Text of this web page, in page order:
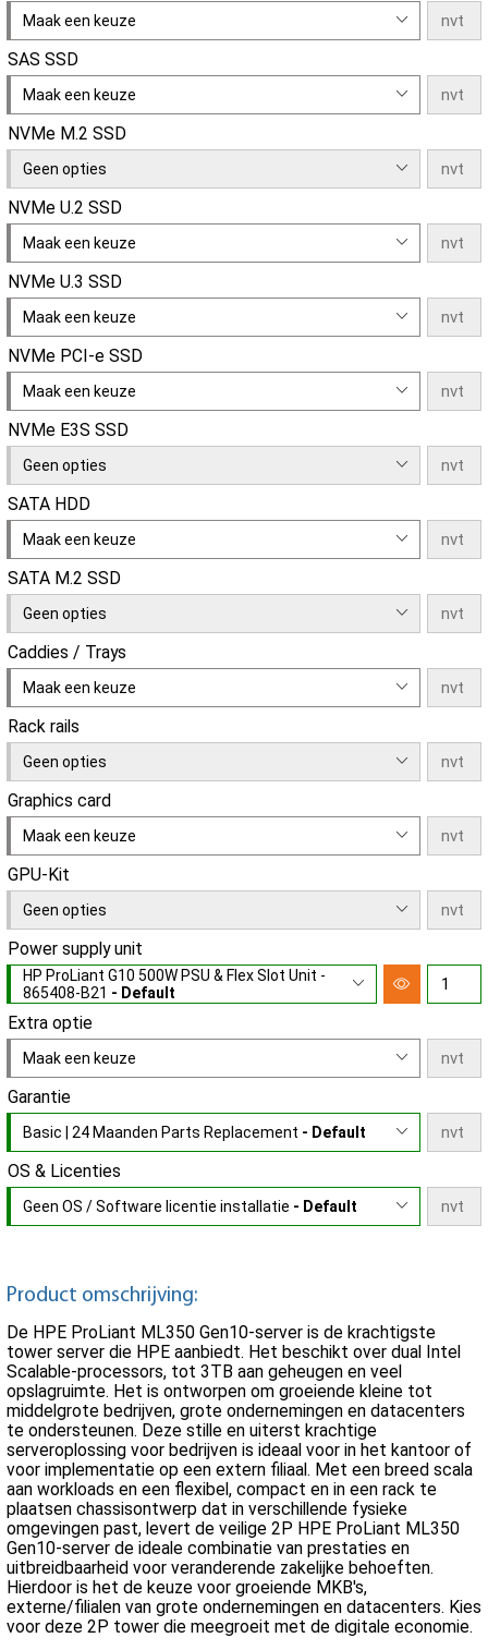
Maak een keuze
SAS SSD
Maak een keuze
NVMe M.2 SSD
Geen opties
NVMe U.2 SSD
Maak een keuze
NVMe U.3 SSD
Maak een keuze
NVMe PCI-e SSD
Maak een keuze
NVMe E3S SSD
Geen opties
SATA HDD
Maak een keuze
SATA M.2 SSD
Geen opties
Caddies / Trays
Maak een keuze
Rack rails
Geen opties
Graphics card
Maak een keuze
GPU-Kit
Geen opties
Power supply unit
HP ProLiant G10 500W PSU & Flex Slot Unit -
865408-B21 - Default
Extra optie
Maak een keuze
Garantie
Basic | 24 Maanden Parts Replacement - Default
OS & Licenties
Geen OS / Software licentie installatie - Default
Product omschrijving:
De HPE ProLiant ML350 Gen10-server is de krachtigste
tower server die HPE aanbiedt. Het beschikt over dual Intel
Scalable-processors, tot 3TB aan geheugen en veel
opslagruimte. Het is ontworpen om groeiende kleine tot
middelgrote bedrijven, grote ondernemingen en datacenters
te ondersteunen. Deze stille en uiterst krachtige
serveroplossing voor bedrijven is ideaal voor in het kantoor of
voor implementatie op een extern filiaal. Met een breed scala
aan workloads en een flexibel, compact en in een rack te
plaatsen chassisontwerp dat in verschillende fysieke
omgevingen past, levert de veilige 2P HPE ProLiant ML350
Gen10-server de ideale combinatie van prestaties en
uitbreidbaarheid voor veranderende zakelijke behoeften.
Hierdoor is het de keuze voor groeiende MKB's,
externe/filialen van grote ondernemingen en datacenters. Kies
voor deze 2P tower die meegroeit met de digitale economie.